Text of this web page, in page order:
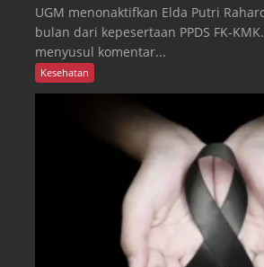
UGM menonaktifkan Elda Putri
bulan dari kepesertaan PPDS FK-
menyusul komentar...
Kesehatan